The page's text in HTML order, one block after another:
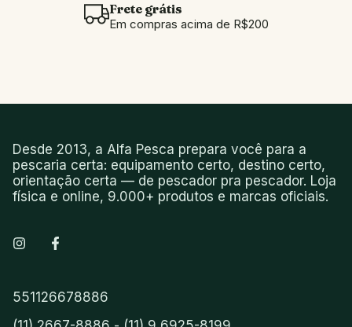
Frete grátis
Em compras acima de R$200
Desde 2013, a Alfa Pesca prepara você para a
pescaria certa: equipamento certo, destino certo,
orientação certa — de pescador pra pescador. Loja
física e online, 9.000+ produtos e marcas oficiais.
551126678886